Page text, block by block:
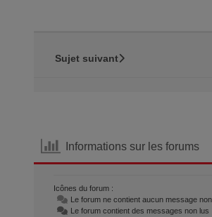
Sujet suivant
Informations sur les forums
Icônes du forum :
Le forum ne contient aucun message
Le forum contient des messages non lus